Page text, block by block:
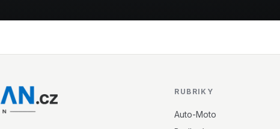
RUBRIKY
Auto-Moto